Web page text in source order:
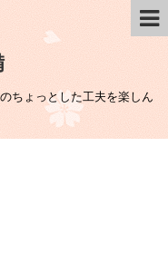
ちょっとした工夫を楽しん